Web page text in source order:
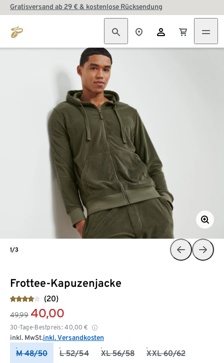
Gratisversand ab 29 € & kostenlose Rücksendung
Frottee-Kapuzenjacke
(20)
49,99 40,00
30-Tage-Bestpreis: 40,00 €
inkl. MwSt.inkl. Versandkosten
M 48/50 L 52/54 XL 56/58 XXL 60/62
1/3